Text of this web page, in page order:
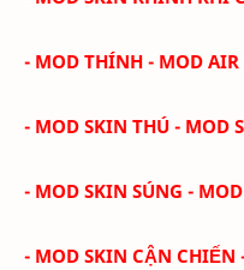
- MOD THÍNH - MOD AIR
- MOD SKIN THÚ - MOD
- MOD SKIN SÚNG -
- MOD SKIN CẬN CHIẾN